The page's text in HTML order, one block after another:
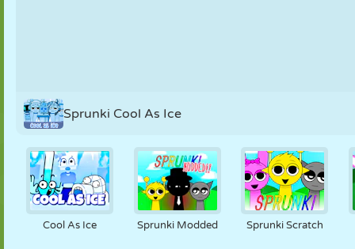
Sprunki Cool As Ice
Cool As Ice Sprunki Modded Sprunki Scratch